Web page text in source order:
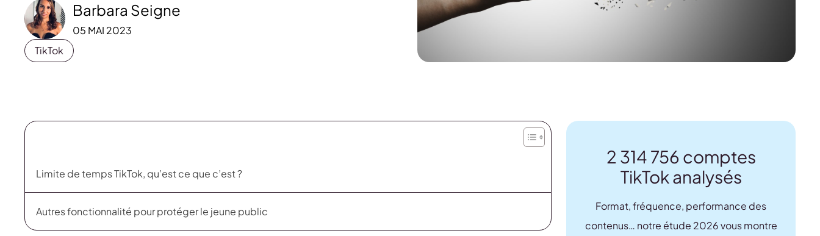
Barbara Seigne
05 MAI 2023
TikTok
Limite de temps TikTok, qu’est ce que c’est ?
Autres fonctionnalité pour protéger le jeune public
2 314 756 comptes
TikTok analysés
Format, fréquence, performance des
contenus… notre étude 2026 vous montre